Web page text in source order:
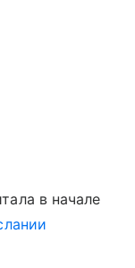
в начале